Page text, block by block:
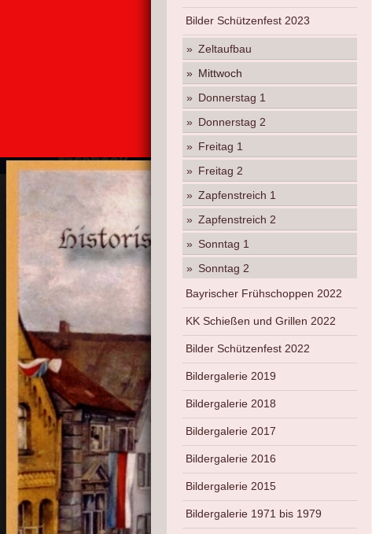
Bilder Schützenfest 2023
Zeltaufbau
Mittwoch
Donnerstag 1
Donnerstag 2
Freitag 1
Freitag 2
Zapfenstreich 1
Zapfenstreich 2
Sonntag 1
Sonntag 2
Bayrischer Frühschoppen 2022
KK Schießen und Grillen 2022
Bilder Schützenfest 2022
Bildergalerie 2019
Bildergalerie 2018
Bildergalerie 2017
Bildergalerie 2016
Bildergalerie 2015
Bildergalerie 1971 bis 1979